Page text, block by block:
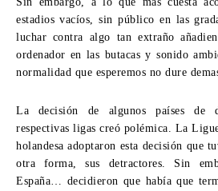
estadios vacíos,sin público en las
luchar contra algo tan extraño
ordenador en las butacas y sonido
normalidad que esperemos no dure
La decisión de algunos países de
respectivas ligas creó polémica. La
holandesa adoptaron esta decisión que
otra forma, sus detractores. Sin
España… decidieron que había que